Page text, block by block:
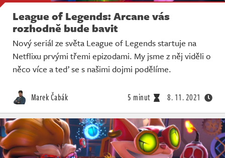
League of Legends: Arcane vás
rozhodně bude bavit
Nový seriál ze světa League of Legends startuje na
Netflixu prvými třemi epizodami. My jsme z něj viděli o
něco více a teď se s našimi dojmi podělíme.
Marek Čabák 5 minut 8. 11. 2021